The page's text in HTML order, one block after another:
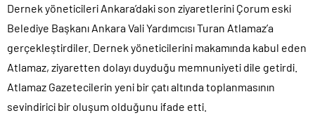
Dernek yöneticileri Ankara’daki son ziyaretlerini Çorum eski
Belediye Başkanı Ankara Vali Yardımcısı Turan Atlamaz’a
gerçekleştirdiler. Dernek yöneticilerini makamında kabul eden
Atlamaz, ziyaretten dolayı duyduğu memnuniyeti dile getirdi.
Atlamaz Gazetecilerin yeni bir çatı altında toplanmasının
sevindirici bir oluşum olduğunu ifade etti.